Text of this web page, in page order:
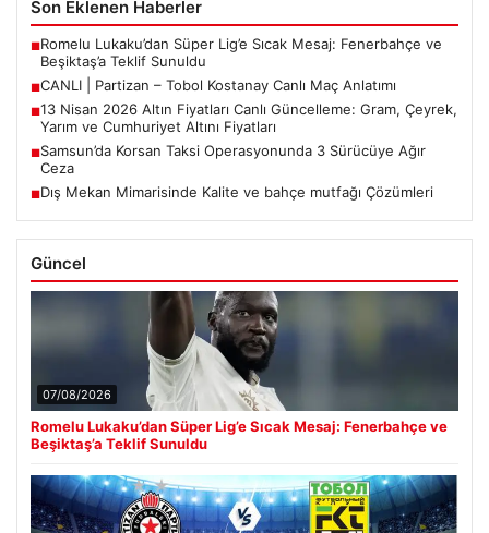
Son Eklenen Haberler
■Romelu Lukaku’dan Süper Lig’e Sıcak Mesaj: Fenerbahçe ve
Beşiktaş’a Teklif Sunuldu
■CANLI | Partizan – Tobol Kostanay Canlı Maç Anlatımı
■13 Nisan 2026 Altın Fiyatları Canlı Güncelleme: Gram, Çeyrek,
Yarım ve Cumhuriyet Altını Fiyatları
■Samsun’da Korsan Taksi Operasyonunda 3 Sürücüye Ağır
Ceza
■Dış Mekan Mimarisinde Kalite ve bahçe mutfağı Çözümleri
Güncel
07/08/2026
Romelu Lukaku’dan Süper Lig’e Sıcak Mesaj: Fenerbahçe ve
Beşiktaş’a Teklif Sunuldu